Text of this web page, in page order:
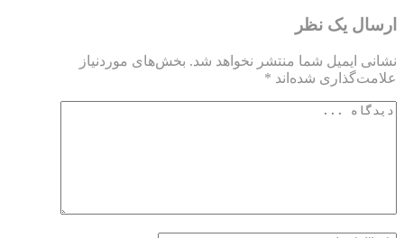
ارسال یک نظر
نشانی ایمیل شما منتشر نخواهد شد. بخش‌های موردنیاز
علامت‌گذاری شده‌اند *